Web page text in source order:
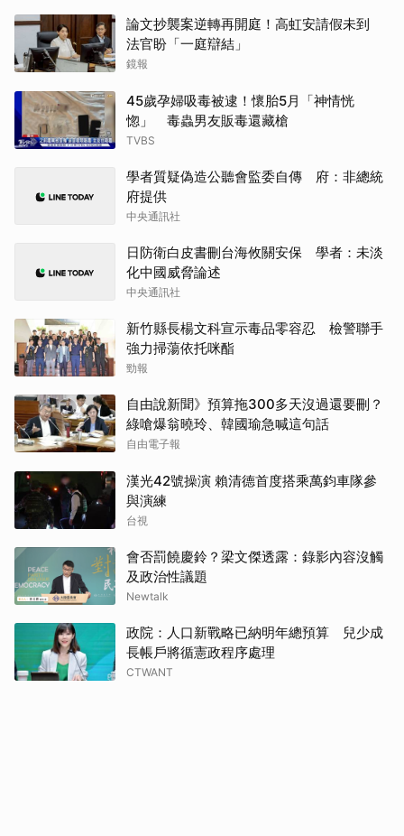
論文抄襲案逆轉再開庭！高虹安請假未到
法官盼「一庭辯結」
鏡報
45歲孕婦吸毒被逮！懷胎5月「神情恍
惚」 毒蟲男友販毒還藏槍
TVBS
學者質疑偽造公聽會監委自傳 府：非總統
府提供
中央通訊社
日防衛白皮書刪台海攸關安保 學者：未淡
化中國威脅論述
中央通訊社
新竹縣長楊文科宣示毒品零容忍 檢警聯手
強力掃蕩依托咪酯
勁報
自由說新聞》預算拖300多天沒過還要刪？
綠嗆爆翁曉玲、韓國瑜急喊這句話
自由電子報
漢光42號操演 賴清德首度搭乘萬鈞車隊參
與演練
台視
會否罰饒慶鈴？梁文傑透露：錄影內容沒觸
及政治性議題
Newtalk
政院：人口新戰略已納明年總預算 兒少成
長帳戶將循憲政程序處理
CTWANT